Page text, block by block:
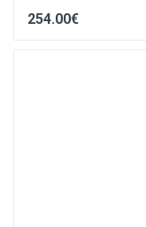
254.00€